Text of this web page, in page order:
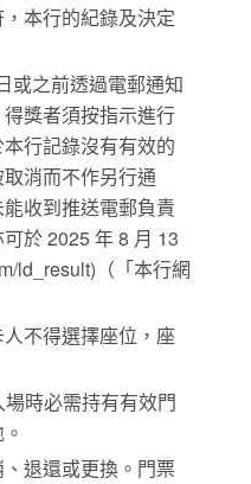
本行的紀錄及決定
或之前透過電郵通知
獎者須按指示進行
行記錄沒有有效的
消而不作另行通
收到推送電郵負責
於 2025 年 8 月 13
ld_result)（「本行網
不得選擇座位，座
時必需持有有效門
退還或更換。門票